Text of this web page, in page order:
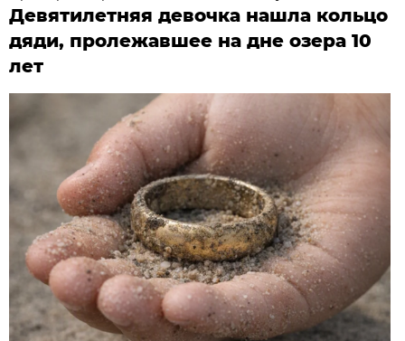
Девятилетняя девочка нашла кольцо
дяди, пролежавшее на дне озера 10
лет